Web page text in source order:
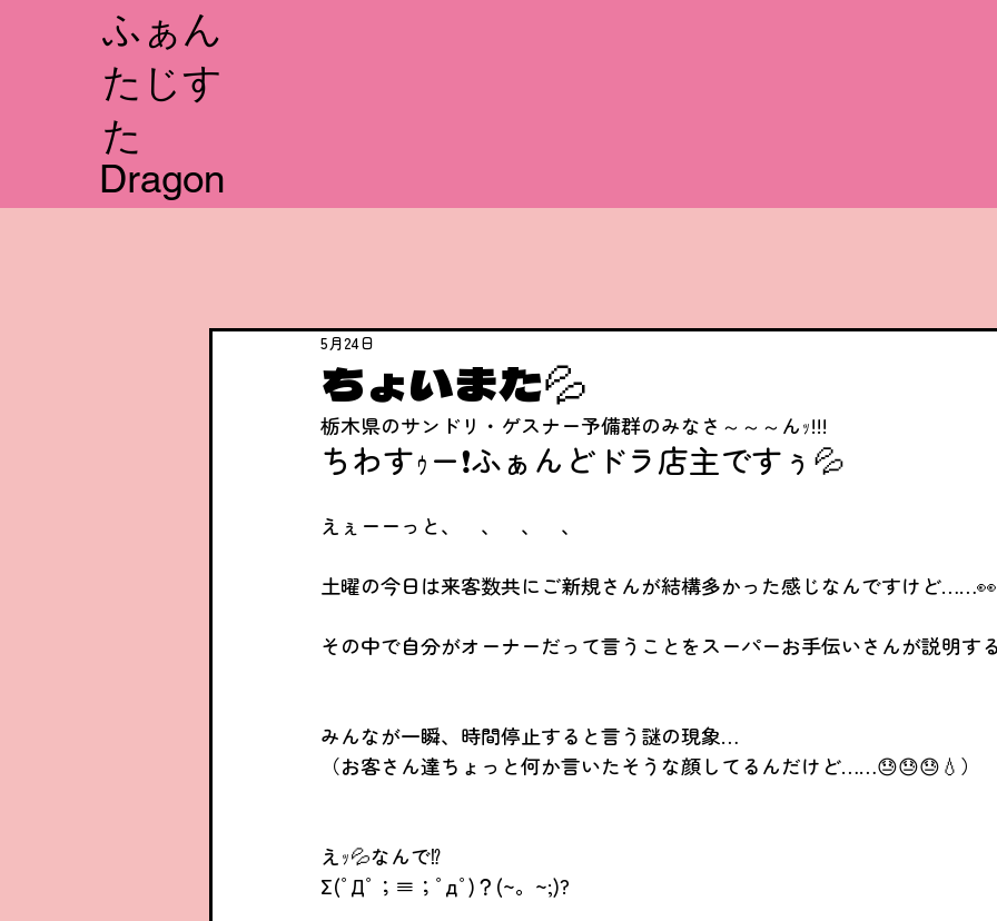
​ふぁん
たじす
た
Dragon
ちょいまた💦
5月24日
栃木県のサンドリ・ゲスナー予備群のみなさ～～～んｯ!!!
ちわすｩー❗ふぁんどドラ店主ですぅ💦
えぇーーっと、　、　、　、
土曜の今日は来客数共にご新規さんが結構多かった感じなんですけど
その中で自分がオーナーだって言うことをスーパーお手伝いさんが説明
みんなが一瞬、時間停止すると言う謎の現象…
（お客さん達ちょっと何か言いたそうな顔してるんだけど……😓😓😓💧）
えｯ💦なんで⁉️
Σ(ﾟДﾟ；≡；ﾟдﾟ)？(~。~;)?